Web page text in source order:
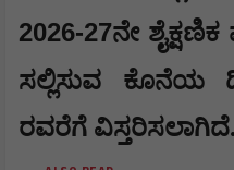
2026-27ನೇ
ಸಲ್ಲಿಸುವ ಕೊನೆಯ
ರವರೆಗೆ ವಿಸ್ತರಿಸಲಾಗಿದೆ.